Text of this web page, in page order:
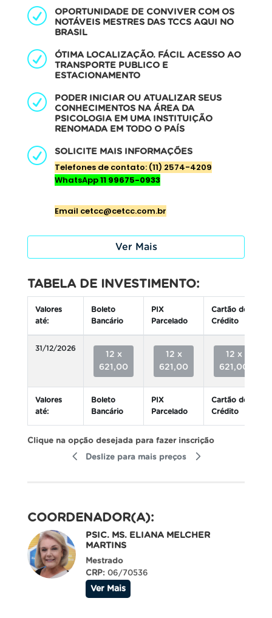
OPORTUNIDADE DE CONVIVER COM OS
NOTÁVEIS MESTRES DAS TCCS AQUI NO
BRASIL
ÓTIMA LOCALIZAÇÃO. FÁCIL ACESSO AO
TRANSPORTE PUBLICO E
ESTACIONAMENTO
PODER INICIAR OU ATUALIZAR SEUS
CONHECIMENTOS NA ÁREA DA
PSICOLOGIA EM UMA INSTITUIÇÃO
RENOMADA EM TODO O PAÍS
SOLICITE MAIS INFORMAÇÕES
Telefones de contato: (11) 2574-4209
WhatsApp11 99675-0933
Email cetcc@cetcc.com.br
Ver Mais
TABELA DE INVESTIMENTO:
Valores
até:
Boleto
Bancário
PIX
Parcelado
Cartão de
Crédito
31/12/2026
12 x
621,00
12 x
621,00
12 x
621,00
Valores
até:
Boleto
Bancário
PIX
Parcelado
Cartão de
Crédito
Clique na opção desejada para fazer inscrição
Deslize para mais preços
COORDENADOR(A):
PSIC. MS. ELIANA MELCHER
MARTINS
Mestrado
CRP: 06/70536
Ver Mais